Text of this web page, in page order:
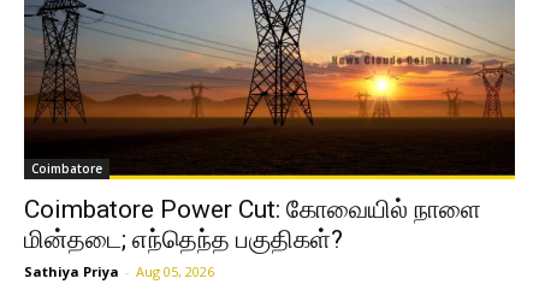
Coimbatore
Coimbatore Power Cut: கோவையில் நாளை
மின்தடை; எந்தெந்த பகுதிகள்?
Sathiya Priya - Aug 05, 2026